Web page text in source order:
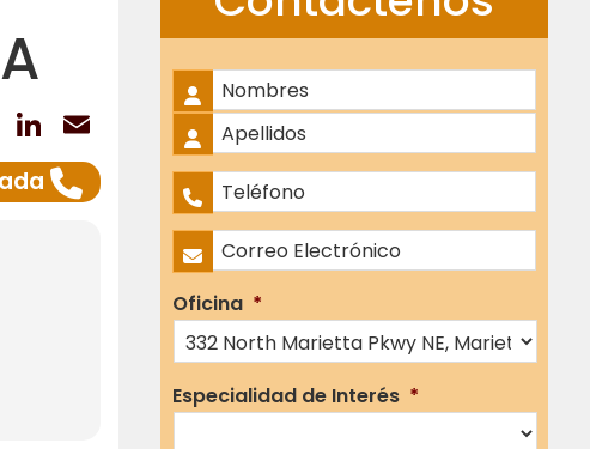
WhatsApp
LinkedIn
Email
Nombre Completo
Nombres
Apellidos
Teléfono *
Correo Electrónico *
Oficina *
Especialidad de Interés *